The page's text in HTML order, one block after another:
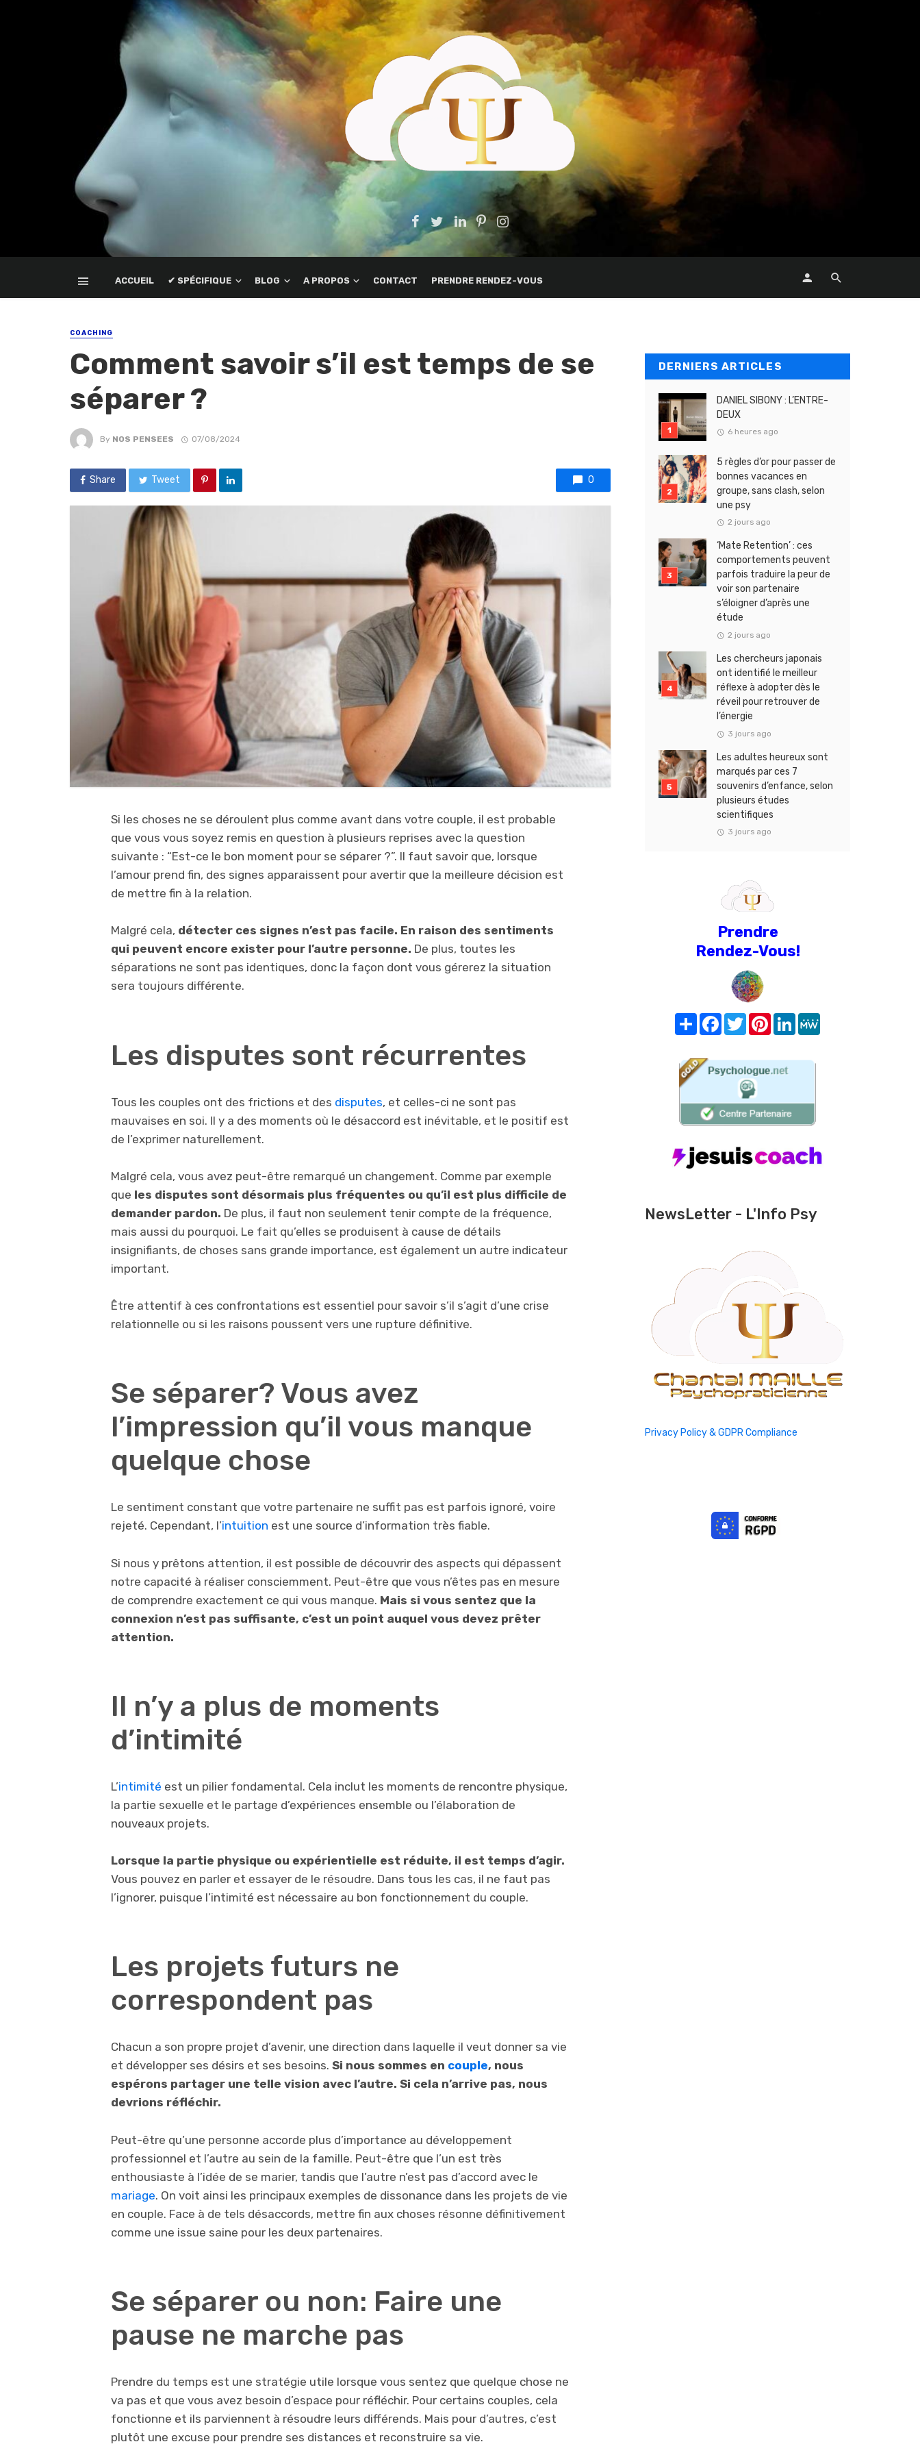
ACCUEIL ✔ SPÉCIFIQUE BLOG A PROPOS CONTACT PRENDRE RENDEZ-VOUS
COACHING
Comment savoir s’il est temps de se
séparer ?
By NOS PENSEES 07/08/2024
Share Tweet 0
Si les choses ne se déroulent plus comme avant dans votre couple, il est probable
que vous vous soyez remis en question à plusieurs reprises avec la question
suivante : “Est-ce le bon moment pour se séparer ?”. Il faut savoir que, lorsque
l’amour prend fin, des signes apparaissent pour avertir que la meilleure décision est
de mettre fin à la relation.
Malgré cela, détecter ces signes n’est pas facile. En raison des sentiments
qui peuvent encore exister pour l’autre personne. De plus, toutes les
séparations ne sont pas identiques, donc la façon dont vous gérerez la situation
sera toujours différente.
Les disputes sont récurrentes
Tous les couples ont des frictions et des disputes, et celles-ci ne sont pas
mauvaises en soi. Il y a des moments où le désaccord est inévitable, et le positif est
de l’exprimer naturellement.
Malgré cela, vous avez peut-être remarqué un changement. Comme par exemple
que les disputes sont désormais plus fréquentes ou qu’il est plus difficile de
demander pardon. De plus, il faut non seulement tenir compte de la fréquence,
mais aussi du pourquoi. Le fait qu’elles se produisent à cause de détails
insignifiants, de choses sans grande importance, est également un autre indicateur
important.
Être attentif à ces confrontations est essentiel pour savoir s’il s’agit d’une crise
relationnelle ou si les raisons poussent vers une rupture définitive.
Se séparer? Vous avez
l’impression qu’il vous manque
quelque chose
Le sentiment constant que votre partenaire ne suffit pas est parfois ignoré, voire
rejeté. Cependant, l’intuition est une source d’information très fiable.
Si nous y prêtons attention, il est possible de découvrir des aspects qui dépassent
notre capacité à réaliser consciemment. Peut-être que vous n’êtes pas en mesure
de comprendre exactement ce qui vous manque. Mais si vous sentez que la
connexion n’est pas suffisante, c’est un point auquel vous devez prêter
attention.
Il n’y a plus de moments
d’intimité
L’intimité est un pilier fondamental. Cela inclut les moments de rencontre physique,
la partie sexuelle et le partage d’expériences ensemble ou l’élaboration de
nouveaux projets.
Lorsque la partie physique ou expérientielle est réduite, il est temps d’agir.
Vous pouvez en parler et essayer de le résoudre. Dans tous les cas, il ne faut pas
l’ignorer, puisque l’intimité est nécessaire au bon fonctionnement du couple.
Les projets futurs ne
correspondent pas
Chacun a son propre projet d’avenir, une direction dans laquelle il veut donner sa vie
et développer ses désirs et ses besoins. Si nous sommes en couple, nous
espérons partager une telle vision avec l’autre. Si cela n’arrive pas, nous
devrions réfléchir.
Peut-être qu’une personne accorde plus d’importance au développement
professionnel et l’autre au sein de la famille. Peut-être que l’un est très
enthousiaste à l’idée de se marier, tandis que l’autre n’est pas d’accord avec le
mariage. On voit ainsi les principaux exemples de dissonance dans les projets de vie
en couple. Face à de tels désaccords, mettre fin aux choses résonne définitivement
comme une issue saine pour les deux partenaires.
Se séparer ou non: Faire une
pause ne marche pas
Prendre du temps est une stratégie utile lorsque vous sentez que quelque chose ne
va pas et que vous avez besoin d’espace pour réfléchir. Pour certains couples, cela
fonctionne et ils parviennent à résoudre leurs différends. Mais pour d’autres, c’est
plutôt une excuse pour prendre ses distances et reconstruire sa vie.
DERNIERS ARTICLES
DANIEL SIBONY : L’ENTRE-
DEUX
6 heures ago
5 règles d’or pour passer de
bonnes vacances en
groupe, sans clash, selon
une psy
2 jours ago
‘Mate Retention’ : ces
comportements peuvent
parfois traduire la peur de
voir son partenaire
s’éloigner d’après une
étude
2 jours ago
Les chercheurs japonais
ont identifié le meilleur
réflexe à adopter dès le
réveil pour retrouver de
l’énergie
3 jours ago
Les adultes heureux sont
marqués par ces 7
souvenirs d’enfance, selon
plusieurs études
scientifiques
3 jours ago
Prendre
Rendez-Vous!
Share FacebookTwitterPinterest
LinkedIn
NewsLetter - L'Info Psy
Privacy Policy & GDPR Compliance